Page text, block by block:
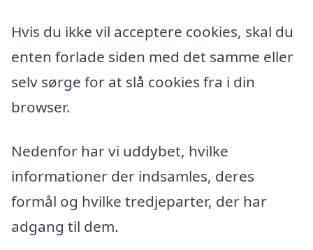
Hvis du ikke vil acceptere cookies, skal du
enten forlade siden med det samme eller
selv sørge for at slå cookies fra i din
browser.
Nedenfor har vi uddybet, hvilke
informationer der indsamles, deres
formål og hvilke tredjeparter, der har
adgang til dem.